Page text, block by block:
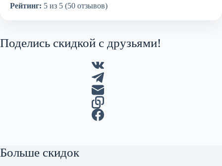
Рейтинг: 5 из 5 (50 отзывов)
Поделись скидкой с друзьями!
Больше скидок